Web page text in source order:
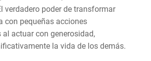
verdadero poder de transformar
con pequeñas acciones
al actuar con generosidad,
la vida de los demás.